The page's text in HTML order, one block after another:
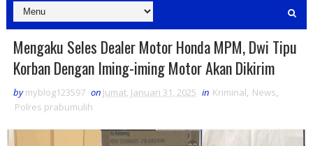
Mengaku Seles Dealer Motor Honda MPM, Dwi Tipu
Korban Dengan Iming-iming Motor Akan Dikirim
by myblog123597 on Jumat, Januari 31, 2025 in Kriminal, News,
Polres prabumulih